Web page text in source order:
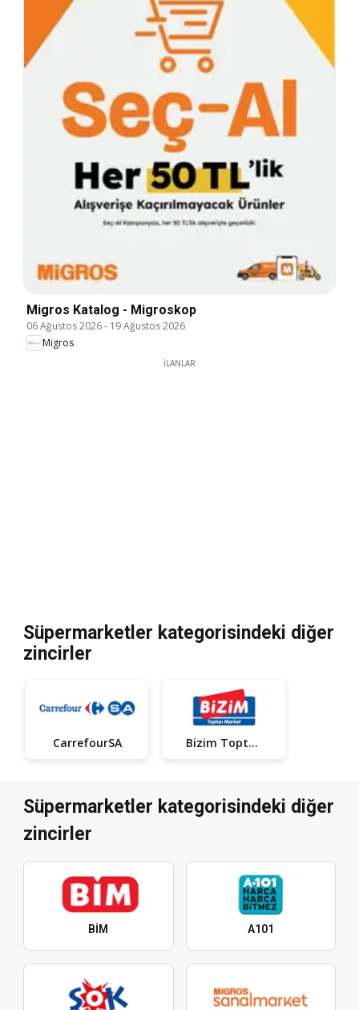
Migros Katalog - Migroskop
06 Ağustos 2026- 19 Ağustos 2026
Migros
İLANLAR
Süpermarketler kategorisindeki diğer
zincirler
CarrefourSA Bizim Toptan
Süpermarketler kategorisindeki diğer
zincirler
BİM A101